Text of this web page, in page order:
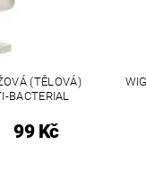
(TĚLOVÁ)
BACTERIAL
99 Kč